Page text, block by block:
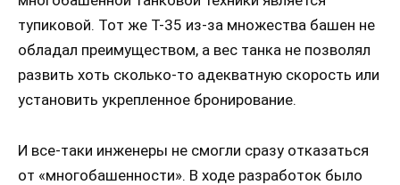
тупиковой. Тот же Т-35 из-за множества башен не
обладал преимуществом, а вес танка не позволял
развить хоть сколько-то адекватную скорость или
установить укрепленное бронирование.
И все-таки инженеры не смогли сразу отказаться
от «многобашенности». В ходе разработок было